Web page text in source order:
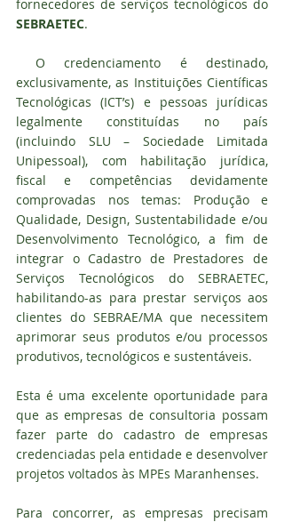
SEBRAETEC.
O credenciamento é destinado,
exclusivamente, as Instituições Científicas
Tecnológicas (ICT’s) e pessoas jurídicas
legalmente constituídas no país
(incluindo SLU – Sociedade Limitada
Unipessoal), com habilitação jurídica,
fiscal e competências devidamente
comprovadas nos temas: Produção e
Qualidade, Design, Sustentabilidade e/ou
Desenvolvimento Tecnológico, a fim de
integrar o Cadastro de Prestadores de
Serviços Tecnológicos do SEBRAETEC,
habilitando-as para prestar serviços aos
clientes do SEBRAE/MA que necessitem
aprimorar seus produtos e/ou processos
produtivos, tecnológicos e sustentáveis.
Esta é uma excelente oportunidade para
que as empresas de consultoria possam
fazer parte do cadastro de empresas
credenciadas pela entidade e desenvolver
projetos voltados às MPEs Maranhenses.
Para concorrer, as empresas precisam